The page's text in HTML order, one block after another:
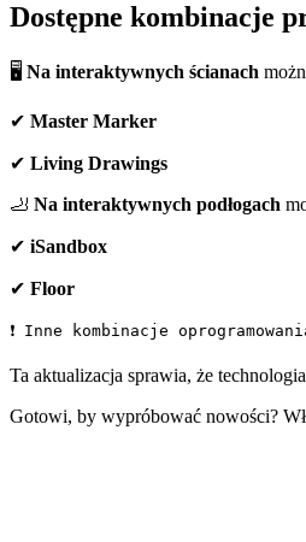
Dostępne kombinacje
🖥️ Na interaktywnych ścianach
✔ Master Marker
✔ Living Drawings
🦶 Na interaktywnych podłogach
✔ iSandbox
✔ Floor
❗ Inne kombinacje
Ta aktualizacja sprawia, że
Gotowi, by wypróbować nowości?